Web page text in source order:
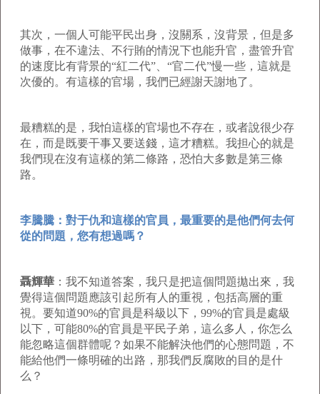
其次，一個人可能平民出身，沒關系，沒背景，但是多
做事，在不違法、不行賄的情況下也能升官，盡管升官
的速度比有背景的“紅二代”、“官二代”慢一些，這就是
次優的。有這樣的官場，我們已經謝天謝地了。
最糟糕的是，我怕這樣的官場也不存在，或者說很少存
在，而是既要干事又要送錢，這才糟糕。我担心的就是
我們現在沒有這樣的第二條路，恐怕大多數是第三條
路。
李騰騰：對于仇和這樣的官員，最重要的是他們何去何
從的問題，您有想過嗎？
聶輝華 ：我不知道答案，我只是把這個問題拋出來，我
覺得這個問題應該引起所有人的重視，包括高層的重
視。要知道90%的官員是科級以下，99%的官員是處級
以下，可能80%的官員是平民子弟，這么多人，你怎么
能忽略這個群體呢？如果不能解決他們的心態問題，不
能給他們一條明確的出路，那我們反腐敗的目的是什
么？